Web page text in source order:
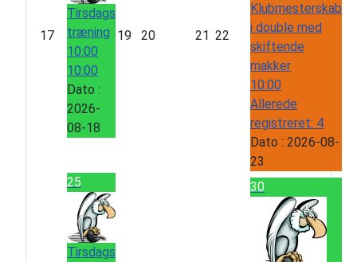
17
Tirsdags
træning
10:00
10:00
Dato :
2026-
08-18
19 20 21 22
Klubmesterskab
i double med
skiftende
makker
10:00
Allerede
registreret: 4
Dato : 2026-08-
23
25
Tirsdags
30